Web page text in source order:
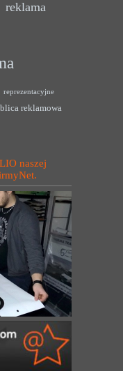
reklama
reprezentacyjne
reklamowa
naszej